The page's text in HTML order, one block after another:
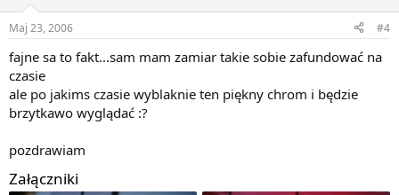
Maj 23, 2006 #4
fajne sa to fakt...sam mam zamiar takie sobie zafundować na
czasie
ale po jakims czasie wyblaknie ten piękny chrom i będzie
brzytkawo wyglądać :?
pozdrawiam
Załączniki